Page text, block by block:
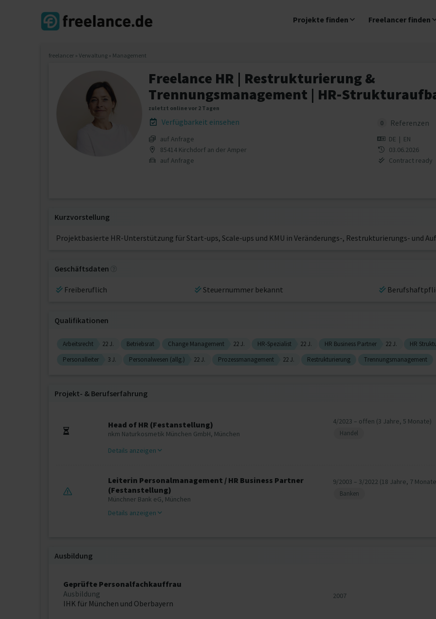
Projekte finden Freelancer finden
freelancer » Verwaltung » Management
Freelance HR | Restrukturierung &
Trennungsmanagement | HR-
zuletzt online vor 2 Tagen
Verfügbarkeit einsehen 0 Referenzen
auf Anfrage
85414 Kirchdorf an der Amper
auf Anfrage
DE | EN
03.06.2026
Contract ready
Kurzvorstellung
Projektbasierte HR-Unterstützung für Start-ups, Scale-ups und KMU in Veränderungs-, Restrukturierungs- und
Geschäftsdaten
Freiberuflich Steuernummer bekannt
Qualifikationen
Arbeitsrecht 22 J. Betriebsrat Change Management 22 J. HR-Spezialist 22 J. HR Business Partner 22 J.
HR
Personalleiter
3 J. Personalwesen (allg.) 22 J. Prozessmanagement 22 J. Restrukturierung Trennungsmanagement
Projekt‐ & Berufserfahrung
Head of HR (Festanstellung)
nkm Naturkosmetik München GmbH, München
4/2023 – offen (3 Jahre, 5 Monate)
Handel
Details anzeigen
Leiterin Personalmanagement / HR Business Partner
(Festanstellung)
Münchner Bank eG, München
9/2003 – 3/2022 (18 Jahre, 7
Banken
Details anzeigen
Ausbildung
Geprüfte Personalfachkauffrau
Ausbildung
IHK für München und Oberbayern
2007